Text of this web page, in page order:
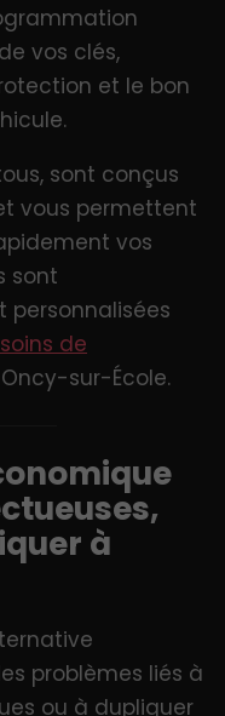
vos clés,
et le bon
sont conçus
vous permettent
vos
sont
personnalisées
de
sur-École.
à
problèmes liés à
ou à dupliquer